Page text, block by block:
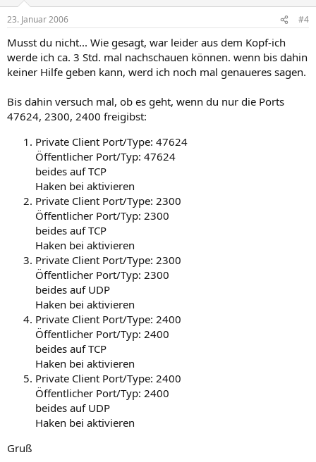
23. Januar 2006 #4
Musst du nicht... Wie gesagt, war leider aus dem Kopf-ich
werde ich ca. 3 Std. mal nachschauen können. wenn bis dahin
keiner Hilfe geben kann, werd ich noch mal genaueres sagen.
Bis dahin versuch mal, ob es geht, wenn du nur die Ports
47624, 2300, 2400 freigibst:
Private Client Port/Type: 47624
Öffentlicher Port/Typ: 47624
beides auf TCP
Haken bei aktivieren
Private Client Port/Type: 2300
Öffentlicher Port/Typ: 2300
beides auf TCP
Haken bei aktivieren
Private Client Port/Type: 2300
Öffentlicher Port/Typ: 2300
beides auf UDP
Haken bei aktivieren
Private Client Port/Type: 2400
Öffentlicher Port/Typ: 2400
beides auf TCP
Haken bei aktivieren
Private Client Port/Type: 2400
Öffentlicher Port/Typ: 2400
beides auf UDP
Haken bei aktivieren
Gruß